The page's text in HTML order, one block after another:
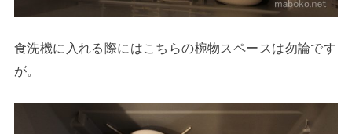
食洗機に入れる際にはこちらの椀物スペースは勿論です
が。